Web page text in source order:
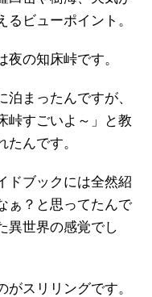
ビューポイント。
の知床峠です。
まったんですが、
峠すごいよ～」と教
んです。
ドブックには全然紹
ぁ？と思ってたんで
異世界の感覚でし
スリリングです。